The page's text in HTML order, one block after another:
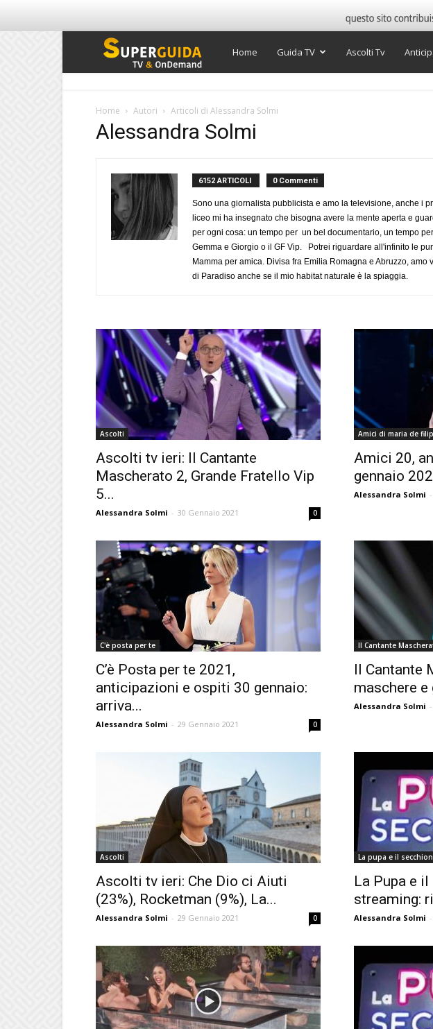
Super
TV
Home Guida TV Ascolti Tv
Home Autori Articoli di Alessandra Solmi
Alessandra Solmi
6152 ARTICOLI 0 Commenti
Sono una giornalista pubblicista e amo la televisione, anche i
liceo mi ha insegnato che bisogna avere la mente aperta e
per ogni cosa: un tempo per un bel documentario, un tempo
Gemma e Giorgio o il GF Vip. Potrei riguardare all'infinito le
Mamma per amica. Divisa fra Emilia Romagna e Abruzzo,
di Paradiso anche se il mio habitat naturale è la spiaggia.
Ascolti
Ascolti tv ieri: Il Cantante
Mascherato 2, Grande Fratello Vip
5...
Alessandra Solmi - 30 Gennaio 2021 0
Amici di maria de
Amici 20,
gennaio
Alessandra Solmi -
C'è posta per te
C’è Posta per te 2021,
anticipazioni e ospiti 30 gennaio:
arriva...
Alessandra Solmi - 29 Gennaio 2021 0
Il Cantante
Il Cantante
maschere
Alessandra Solmi -
Ascolti
Ascolti tv ieri: Che Dio ci Aiuti
(23%), Rocketman (9%), La...
Alessandra Solmi - 29 Gennaio 2021 0
La pupa e il
La Pupa e
streaming:
Alessandra Solmi -